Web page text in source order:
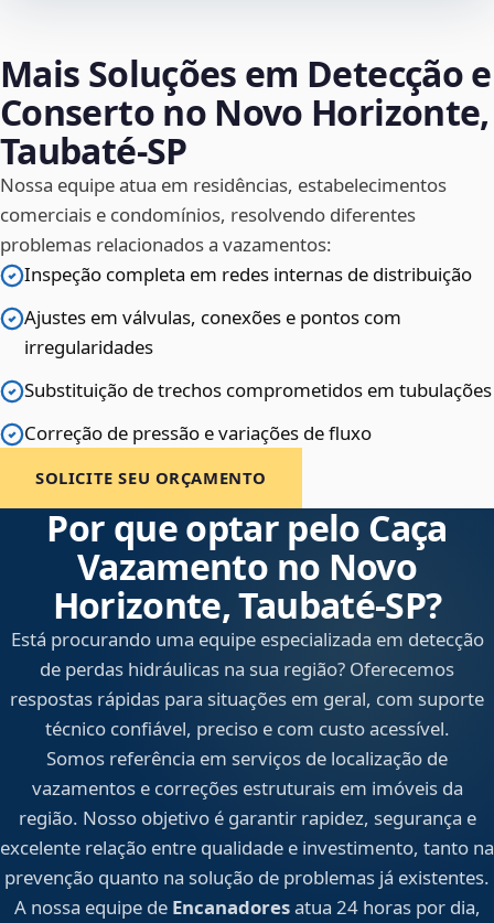
Mais Soluções em Detecção e
Conserto no Novo Horizonte,
Taubaté‑SP
Nossa equipe atua em residências, estabelecimentos
comerciais e condomínios, resolvendo diferentes
problemas relacionados a vazamentos:
Inspeção completa em redes internas de distribuição
Ajustes em válvulas, conexões e pontos com
irregularidades
Substituição de trechos comprometidos em tubulações
Correção de pressão e variações de fluxo
SOLICITE SEU ORÇAMENTO
Por que optar pelo Caça
Vazamento no Novo
Horizonte, Taubaté‑SP?
Está procurando uma equipe especializada em detecção
de perdas hidráulicas na sua região? Oferecemos
respostas rápidas para situações em geral, com suporte
técnico confiável, preciso e com custo acessível.
Somos referência em serviços de localização de
vazamentos e correções estruturais em imóveis da
região. Nosso objetivo é garantir rapidez, segurança e
excelente relação entre qualidade e investimento, tanto na
prevenção quanto na solução de problemas já existentes.
A nossa equipe de Encanadoresatua 24 horas por dia,